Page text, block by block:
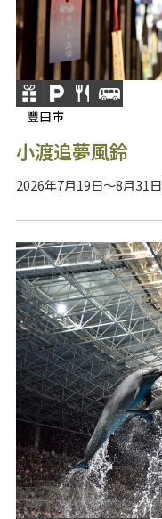
豐田市
小渡追夢風鈴
2026年7月19日～8月31日